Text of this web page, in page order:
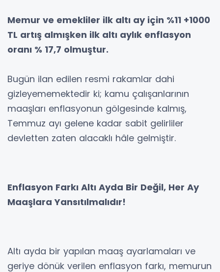
Memur ve emekliler ilk altı ay için %11 +1000
TL artış almışken ilk altı aylık enflasyon
oranı % 17,7 olmuştur.
Bugün ilan edilen resmi rakamlar dahi
gizleyememektedir ki; kamu çalışanlarının
maaşları enflasyonun gölgesinde kalmış,
Temmuz ayı gelene kadar sabit gelirliler
devletten zaten alacaklı hâle gelmiştir.
Enflasyon Farkı Altı Ayda Bir Değil, Her Ay
Maaşlara Yansıtılmalıdır!
Altı ayda bir yapılan maaş ayarlamaları ve
geriye dönük verilen enflasyon farkı, memurun